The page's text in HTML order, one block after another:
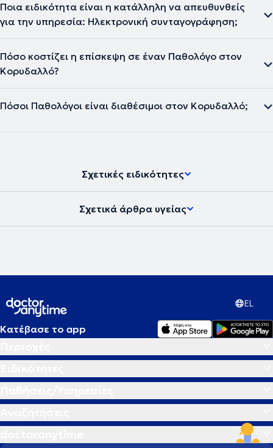
Ποια ειδικότητα είναι η κατάλληλη να απευθυνθείς
για την υπηρεσία: Ηλεκτρονική συνταγογράφηση;
Πόσο κοστίζει η επίσκεψη σε έναν Παθολόγο στον
Κορυδαλλό?
Πόσοι Παθολόγοι είναι διαθέσιμοι στον Κορυδαλλό;
Σχετικές ειδικότητες
Σχετικά άρθρα υγείας
EL
Κατέβασε το app